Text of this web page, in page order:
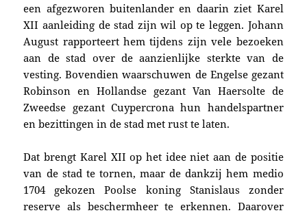
een afgezworen buitenlander en daarin ziet Karel
XII aanleiding de stad zijn wil op te leggen. Johann
August rapporteert hem tijdens zijn vele bezoeken
aan de stad over de aanzienlijke sterkte van de
vesting. Bovendien waarschuwen de Engelse gezant
Robinson en Hollandse gezant Van Haersolte de
Zweedse gezant Cuypercrona hun handelspartner
en bezittingen in de stad met rust te laten.
Dat brengt Karel XII op het idee niet aan de positie
van de stad te tornen, maar de dankzij hem medio
1704 gekozen Poolse koning Stanislaus zonder
reserve als beschermheer te erkennen. Daarover